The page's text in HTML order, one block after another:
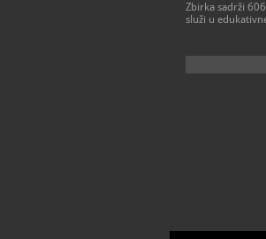
Zbirka sadrži
služi u